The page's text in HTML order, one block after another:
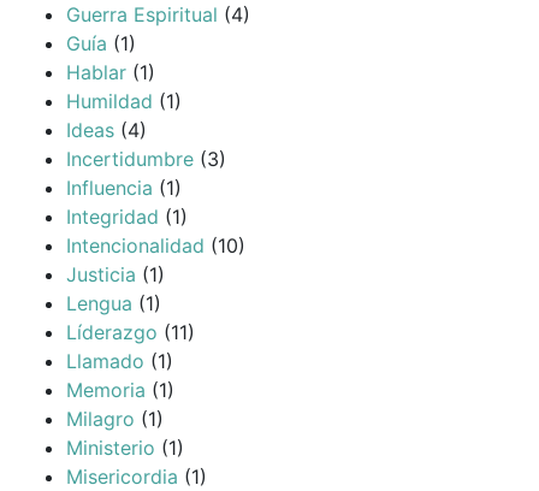
Guerra Espiritual (4)
Guía (1)
Hablar (1)
Humildad (1)
Ideas (4)
Incertidumbre (3)
Influencia (1)
Integridad (1)
Intencionalidad (10)
Justicia (1)
Lengua (1)
Líderazgo (11)
Llamado (1)
Memoria (1)
Milagro (1)
Ministerio (1)
Misericordia (1)